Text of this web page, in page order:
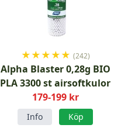
★★★★★ (242)
Alpha Blaster 0,28g BIO
PLA 3300 st airsoftkulor
179-199 kr
Info Köp